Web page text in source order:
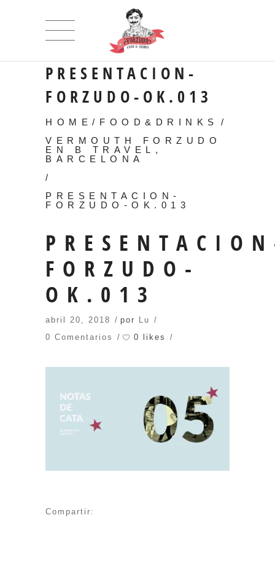
PRESENTACION-
FORZUDO-OK.013
HOME / FOOD&DRINKS
/
VERMOUTH FORZUDO
EN B TRAVEL,
BARCELONA
/
PRESENTACION-
FORZUDO-OK.013
FORZUDO-
OK.013
abril 20, 2018 por Lu
0 Comentarios
0 likes
Compartir: